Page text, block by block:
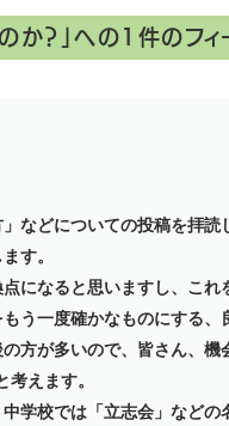
か？ 」への1件のフィ
などについての投稿を拝
す。
になると思いますし、こ
う一度確かなものにする、
方が多いので、皆さん、機
えます。
学校では「立志会」など